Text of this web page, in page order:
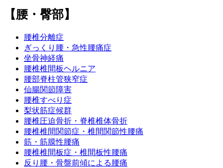
【腰・臀部】
腰椎分離症
ぎっくり腰・急性腰痛症
坐骨神経痛
腰椎椎間板ヘルニア
腰部脊柱管狭窄症
仙腸関節障害
腰椎すべり症
梨状筋症候群
腰椎圧迫骨折・脊椎椎体骨折
腰椎椎間関節症・椎間関節性腰痛
筋・筋膜性腰痛
腰椎椎間板症・椎間板性腰痛
反り腰・骨盤前傾による腰痛